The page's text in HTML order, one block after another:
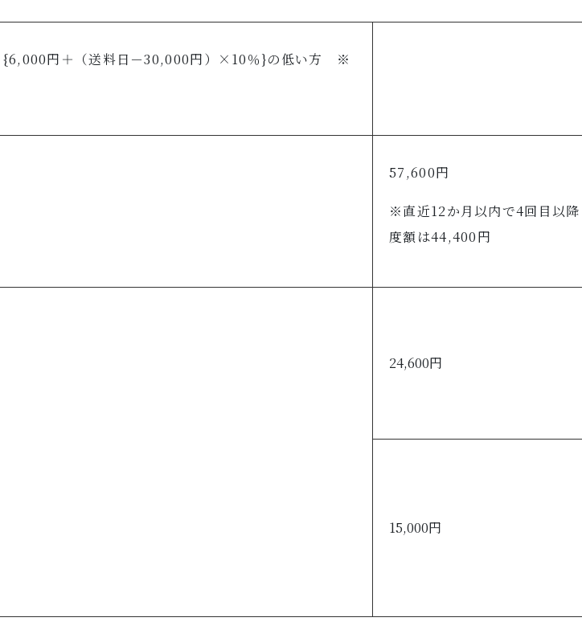
円＋（送料日－30,000円）×10％}の低い方 ※
57,600円
※直近12か月以内で4回目以
度額は44,400円
24,600円
15,000円